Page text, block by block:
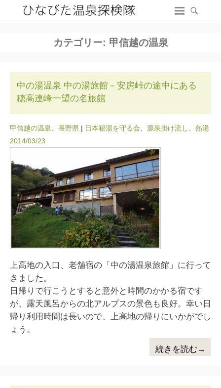
カテゴリー: 甲信越の温泉
中の湯温泉 中の湯旅館－安房峠の途中にある
穂高連峰一望の名旅館
甲信越の温泉 長野県 | 日本秘湯を守る会 源泉掛け流し
熱湯
2014/03/23
上高地の入口、老舗宿の「中の湯温泉旅館」に行って
きました。
日帰りで行こうとすると意外と時間のかかる宿です
が、露天風呂からの北アルプスの景色も良好。幸い日
帰り利用時間は長いので、上高地の帰りにいかがでし
ょう。
続きを読む→